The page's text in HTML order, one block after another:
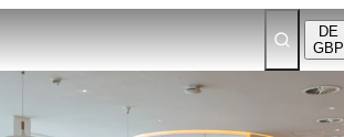
DE
GBP